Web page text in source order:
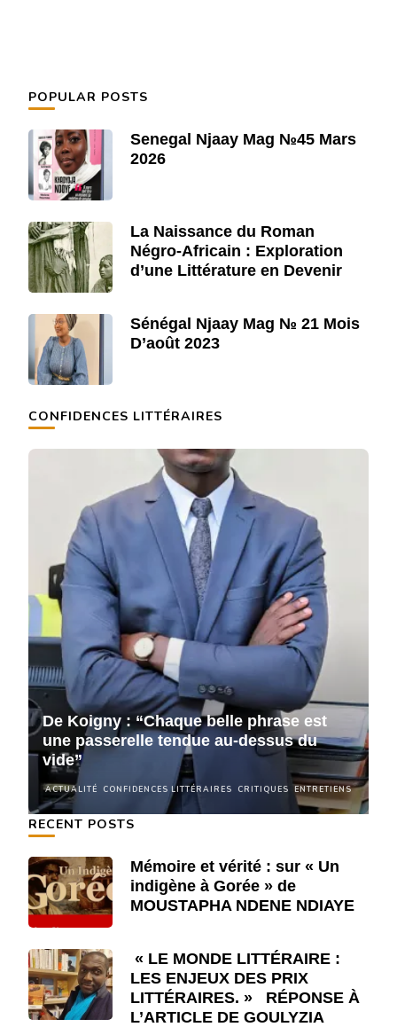
POPULAR POSTS
Senegal Njaay Mag №45 Mars
2026
La Naissance du Roman
Négro-Africain : Exploration
d’une Littérature en Devenir
Sénégal Njaay Mag № 21 Mois
D’août 2023
CONFIDENCES LITTÉRAIRES
ACTUALITÉ CONFIDENCES LITTÉRAIRES CRITIQUES ENTRETIENS
De Koigny : “Chaque belle phrase est
une passerelle tendue au-dessus du
vide”
RECENT POSTS
Mémoire et vérité : sur « Un
indigène à Gorée » de
MOUSTAPHA NDENE NDIAYE
« LE MONDE LITTÉRAIRE :
LES ENJEUX DES PRIX
LITTÉRAIRES. » RÉPONSE À
L’ARTICLE DE GOULYZIA